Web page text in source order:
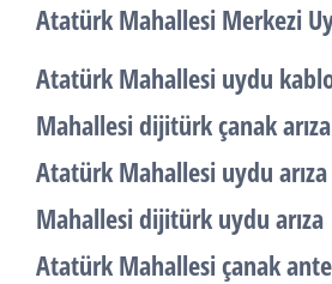
Atatürk Mahallesi Merkezi
Atatürk Mahallesi uydu
Mahallesi dijitürk çanak arıza
Atatürk Mahallesi uydu
Mahallesi dijitürk uydu arıza
Atatürk Mahallesi çanak